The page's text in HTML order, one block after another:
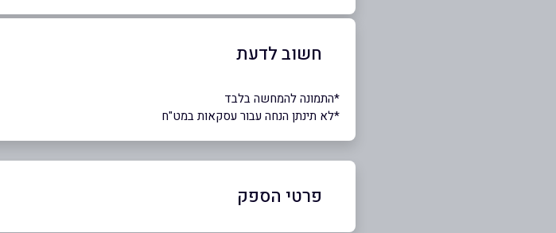
חשוב לדעת
*התמונה להמחשה בלבד
*לא תינתן הנחה עבור עסקאות במט"ח
פרטי הספק